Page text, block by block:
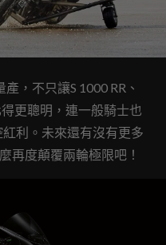
，不只讓S 1000 RR、
更聰明，連一般騎士也
利。未來還有沒有更多
再度顛覆兩輪極限吧！